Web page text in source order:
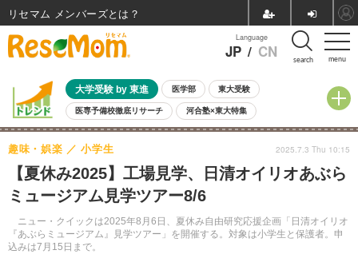
menu
Language
JP / CN search
大学受験 by 東進 医学部 東大受験
医専予備校徹底リサーチ 河合塾×東大特集
親子で考える大学選び 高校受験 中学受験 小学校受験
共通テスト 夏休み
8月開催イベント・WS 全国公立高校 過去問 人気記事
自由研究教材（小学生向け） 自由研究教材（中学生向け）
【夏休み2025】工場見学、日清オイリオあぶら
ミュージアム見学ツアー8/6
ニュー・クイックは2025年8月6日、夏休み自由研究応援企画「日清オイリオ
『あぶらミュージアム』見学ツアー」を開催する。対象は小学生と保護者。申
込みは7月15日まで。
趣味・娯楽 小学生 2025.7.3 Thu 10:15
リセマム メンバーズ